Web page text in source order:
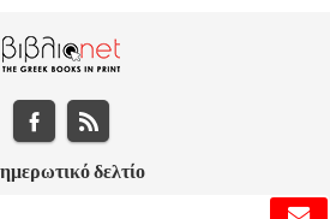
δελτίο